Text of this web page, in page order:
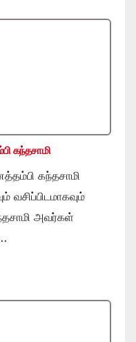
கந்தசாமி
கந்தசாமி
வசிப்பிடமாகவும்
அவர்கள்